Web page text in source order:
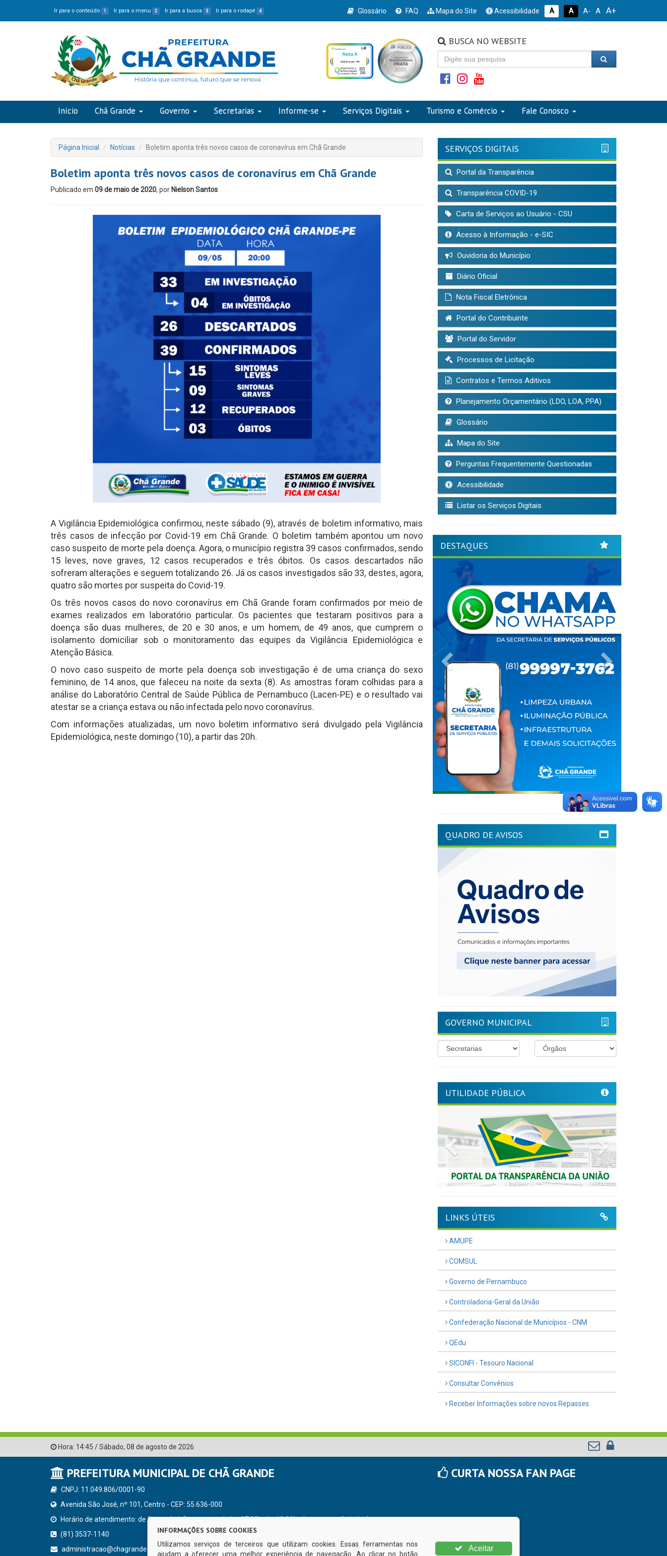
Ir para o conteúdo 1 Ir para o menu 2 Ir para a busca 3 Ir para o rodapé 4 Glossário FAQ Mapa do Site Acessibilidade A A A- A A+
BUSCA NO WEBSITE
Início Chã Grande Governo Secretarias Informe-se Serviços Digitais Turismo e Comércio Fale Conosco
Página Inicial Notícias Boletim aponta três novos casos de coronavírus em Chã Grande
Boletim aponta três novos casos de coronavírus em Chã Grande
Publicado em 09 de maio de 2020, por Nielson Santos
A Vigilância Epidemiológica confirmou, neste sábado (9), através de boletim informativo, mais
três casos de infecção por Covid-19 em Chã Grande. O boletim também apontou um novo
caso suspeito de morte pela doença. Agora, o município registra 39 casos confirmados, sendo
15 leves, nove graves, 12 casos recuperados e três óbitos. Os casos descartados não
sofreram alterações e seguem totalizando 26. Já os casos investigados são 33, destes, agora,
quatro são mortes por suspeita do Covid-19.
Os três novos casos do novo coronavírus em Chã Grande foram confirmados por meio de
exames realizados em laboratório particular. Os pacientes que testaram positivos para a
doença são duas mulheres, de 20 e 30 anos, e um homem, de 49 anos, que cumprem o
isolamento domiciliar sob o monitoramento das equipes da Vigilância Epidemiológica e
Atenção Básica.
O novo caso suspeito de morte pela doença sob investigação é de uma criança do sexo
feminino, de 14 anos, que faleceu na noite da sexta (8). As amostras foram colhidas para a
análise do Laboratório Central de Saúde Pública de Pernambuco (Lacen-PE) e o resultado vai
atestar se a criança estava ou não infectada pelo novo coronavírus.
Com informações atualizadas, um novo boletim informativo será divulgado pela Vigilância
Epidemiológica, neste domingo (10), a partir das 20h.
SERVIÇOS DIGITAIS
Portal da Transparência
Transparência COVID-19
Carta de Serviços ao Usuário - CSU
Acesso à Informação - e-SIC
Ouvidoria do Município
Diário Oficial
Nota Fiscal Eletrônica
Portal do Contribuinte
Portal do Servidor
Processos de Licitação
Contratos e Termos Aditivos
Planejamento Orçamentário (LDO, LOA, PPA)
Glossário
Mapa do Site
Perguntas Frequentemente Questionadas
Acessibilidade
Listar os Serviços Digitais
DESTAQUES
Previous
QUADRO DE AVISOS
GOVERNO MUNICIPAL
UTILIDADE PÚBLICA
Previous
LINKS ÚTEIS
AMUPE
COMSUL
Governo de Pernambuco
Controladoria-Geral da União
Confederação Nacional de Municípios - CNM
QEdu
SICONFI - Tesouro Nacional
Consultar Convênios
Receber Informações sobre novos Repasses
Hora: 14:45 /Sábado, 08 de agosto de 2026
PREFEITURA MUNICIPAL DE CHÃ GRANDE
CNPJ: 11.049.806/0001-90
Avenida São José, nº 101, Centro - CEP: 55.636-000
Horário de atendimento: de Segunda à Sexta, a partir das 07:00hs às 13:00hs (exceto nos feriados)
(81) 3537-1140
administracao@chagrande.pe.gov.br
CURTA NOSSA FAN PAGE
INFORMAÇÕES SOBRE COOKIES
Utilizamos serviços de terceiros que utilizam cookies. Essas ferramentas nos
ajudam a oferecer uma melhor experiência de navegação. Ao clicar no botão
Aceitar